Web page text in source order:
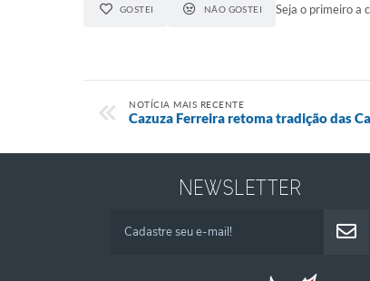
GOSTEI NÃO GOSTEI Seja o primeiro a
NOTÍCIA MAIS RECENTE
Cazuza Ferreira retoma tradição das
NEWSLETTER